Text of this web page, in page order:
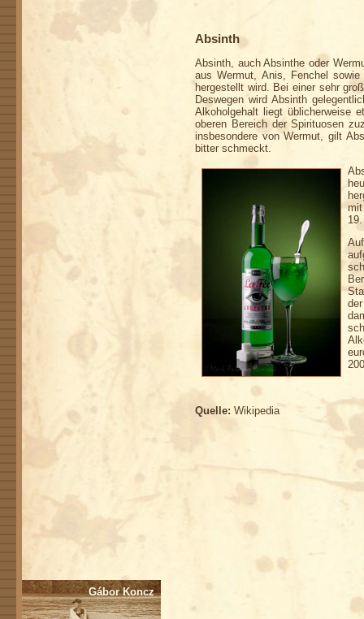
Absinth
Absinth, auch Absinthe oder
aus Wermut, Anis, Fenchel
hergestellt wird. Bei einer sehr
Deswegen wird Absinth
Alkoholgehalt liegt üblicherweise
oberen Bereich der Spirituosen
insbesondere von Wermut, gilt
bitter schmeckt.
Quelle: Wikipedia
Gábor Koncz